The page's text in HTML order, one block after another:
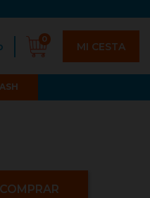
0
MI CESTA
COMPRAR